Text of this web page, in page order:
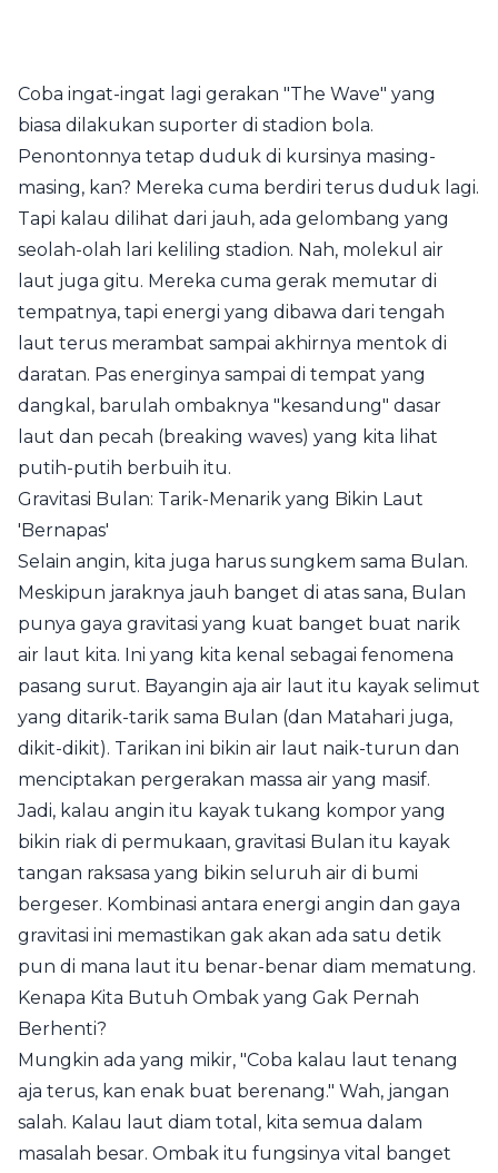
Coba ingat-ingat lagi gerakan "The Wave" yang
biasa dilakukan suporter di stadion bola.
Penontonnya tetap duduk di kursinya masing-
masing, kan? Mereka cuma berdiri terus duduk lagi.
Tapi kalau dilihat dari jauh, ada gelombang yang
seolah-olah lari keliling stadion. Nah, molekul air
laut juga gitu. Mereka cuma gerak memutar di
tempatnya, tapi energi yang dibawa dari tengah
laut terus merambat sampai akhirnya mentok di
daratan. Pas energinya sampai di tempat yang
dangkal, barulah ombaknya "kesandung" dasar
laut dan pecah (breaking waves) yang kita lihat
putih-putih berbuih itu.
Gravitasi Bulan: Tarik-Menarik yang Bikin Laut
'Bernapas'
Selain angin, kita juga harus sungkem sama Bulan.
Meskipun jaraknya jauh banget di atas sana, Bulan
punya gaya gravitasi yang kuat banget buat narik
air laut kita. Ini yang kita kenal sebagai fenomena
pasang surut. Bayangin aja air laut itu kayak selimut
yang ditarik-tarik sama Bulan (dan Matahari juga,
dikit-dikit). Tarikan ini bikin air laut naik-turun dan
menciptakan pergerakan massa air yang masif.
Jadi, kalau angin itu kayak tukang kompor yang
bikin riak di permukaan, gravitasi Bulan itu kayak
tangan raksasa yang bikin seluruh air di bumi
bergeser. Kombinasi antara energi angin dan gaya
gravitasi ini memastikan gak akan ada satu detik
pun di mana laut itu benar-benar diam mematung.
Kenapa Kita Butuh Ombak yang Gak Pernah
Berhenti?
Mungkin ada yang mikir, "Coba kalau laut tenang
aja terus, kan enak buat berenang." Wah, jangan
salah. Kalau laut diam total, kita semua dalam
masalah besar. Ombak itu fungsinya vital banget